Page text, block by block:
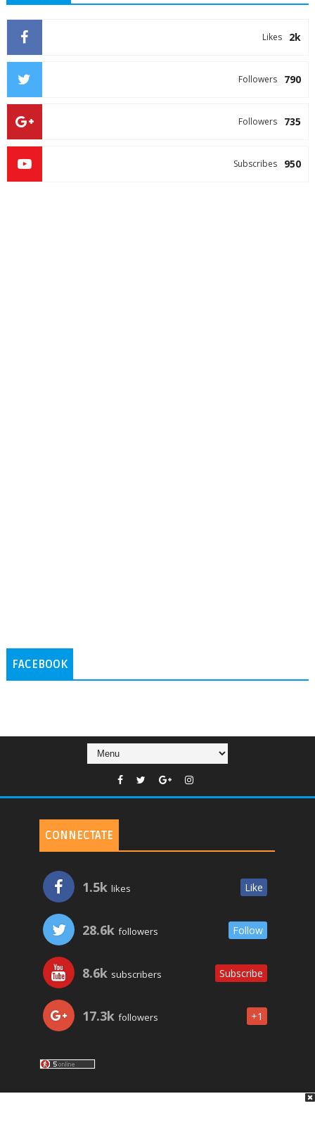
2k
Likes
790
Followers
735
Followers
950
Subscribes
FACEBOOK
CONNECTATE
1.5k likes Like
28.6k followers Follow
8.6k subscribers Subscribe
17.3k followers +1